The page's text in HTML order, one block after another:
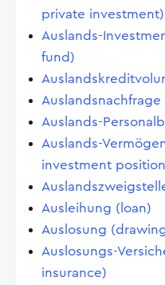
private investment)
Auslands-
fund)
Auslands-
Auslands-
investment
Ausleihung (loan)
Auslosung
Auslosungs-
insurance)